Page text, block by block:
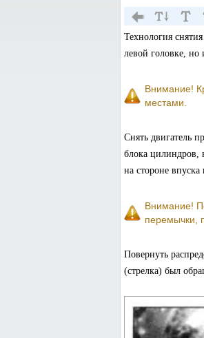
Технология
левой головке, но
Внимание!
местами.
Снять двигатель
блока цилиндров,
на стороне впуска
Внимание!
перемычки,
Повернуть
(стрелка) был